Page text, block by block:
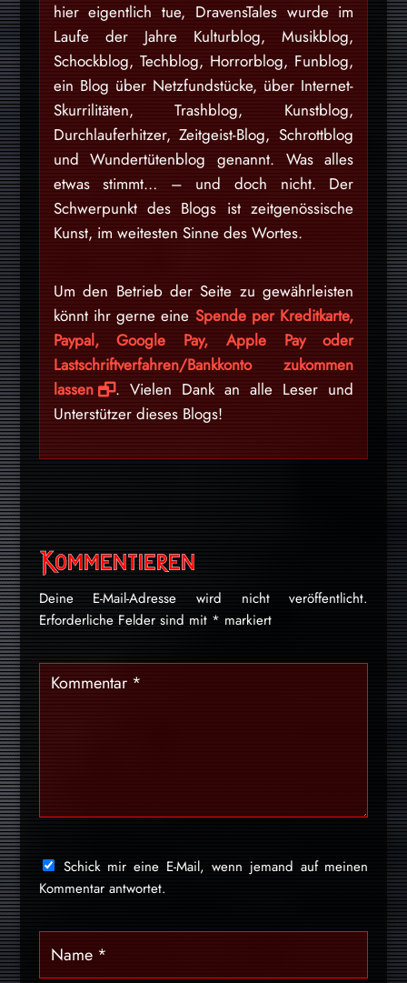
hier eigentlich tue, DravensTales wurde im
Laufe der Jahre Kulturblog, Musikblog,
Schockblog, Techblog, Horrorblog, Funblog,
ein Blog über Netzfundstücke, über Internet-
Skurrilitäten, Trashblog, Kunstblog,
Durchlauferhitzer, Zeitgeist-Blog, Schrottblog
und Wundertütenblog genannt. Was alles
etwas stimmt… – und doch nicht. Der
Schwerpunkt des Blogs ist zeitgenössische
Kunst, im weitesten Sinne des Wortes.
Um den Betrieb der Seite zu gewährleisten
könnt ihr gerne eine Spende per Kreditkarte,
Paypal, Google Pay, Apple Pay oder
Lastschriftverfahren/Bankkonto zukommen
lassen
. Vielen Dank an alle Leser und
Unterstützer dieses Blogs!
Kommentieren
Deine E-Mail-Adresse wird nicht veröffentlicht.
Erforderliche Felder sind mit * markiert
Schick mir eine E-Mail, wenn jemand auf meinen
Kommentar antwortet.